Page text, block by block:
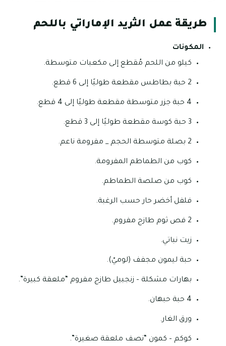
طريقة عمل الثريد الإماراتي باللحم
المكونات
كيلو من اللحم مُقطع إلى مكعبات متوسطة.
2 حبة بطاطس مقطعة طوليًا إلى 6 قطع.
4 حبة جزر متوسطة مقطعة طوليًا إلى 4 قطع.
3 حبة كوسة مقطعة طوليًا إلى 3 قطع.
2 بصلة متوسطة الحجم _ مفرومة ناعم.
كوب من الطماطم المفرومة.
كوب من صلصة الطماطم.
فلفل أخضر حار حسب الرغبة.
2 فص ثوم طازج مفروم.
زيت نباتي.
حبة ليمون مجفف (لوميّ).
بهارات مشكلة – زنجبيل طازج مفروم “ملعقة كبيرة”.
4 حبة حبهان.
ورق الغار.
كوكم – كمون “نصف ملعقة صغيرة”.